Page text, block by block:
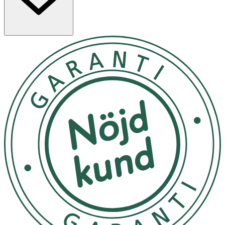
kvinnor att hantera värmevallningar, svettningar,
humörsvängningar och rastlöshet under klimakteriet.
Har du även besvär med torra slemhinnor, kika gärna på
kosttillskottet
RFSU Moist & Skinmed havtornsolja.
Användning & Dosering
- Rekommenderad daglig dos: 2 kapslar dagligen, för
kvinnor i klimakteriet.
- Överskrid inte rekommenderad dos.
- Kosttillskott bör inte användas som alternativ till en
varierad kost och en hälsosam livsstil.
- Rekommenderas ej till ammande eller gravida.
- Bör endast användas i samråd med läkare vid intag av
hormonreglerande medel.